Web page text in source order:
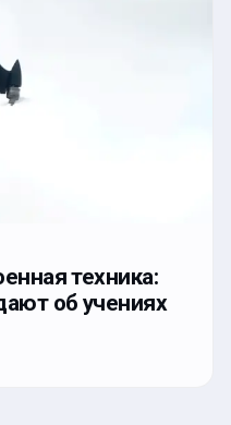
техника:
об учениях